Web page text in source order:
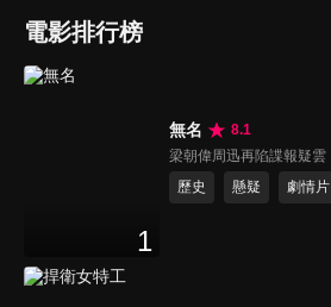
電影排行榜
1
無名
8.1
梁朝偉周迅再陷諜報疑雲
歷史
懸疑 劇情片